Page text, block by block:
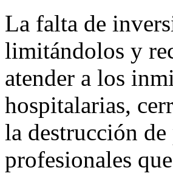
La falta de
limitándolos y
atender a los
hospitalarias,
la destrucción
profesionales